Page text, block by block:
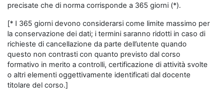
precisate che di norma corrisponde a 365 giorni (*).
[* I 365 giorni devono considerarsi come limite massimo per
la conservazione dei dati; i termini saranno ridotti in caso di
richieste di cancellazione da parte dell’utente quando
questo non contrasti con quanto previsto dal corso
formativo in merito a controlli, certificazione di attività svolte
o altri elementi oggettivamente identificati dal docente
titolare del corso.]